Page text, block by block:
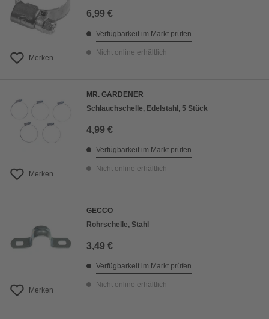
Merken
6,99 €
Verfügbarkeit im Markt prüfen
Nicht online erhältlich
Merken
MR. GARDENER
Schlauchschelle, Edelstahl, 5 Stück
4,99 €
Verfügbarkeit im Markt prüfen
Nicht online erhältlich
Merken
GECCO
Rohrschelle, Stahl
3,49 €
Verfügbarkeit im Markt prüfen
Nicht online erhältlich